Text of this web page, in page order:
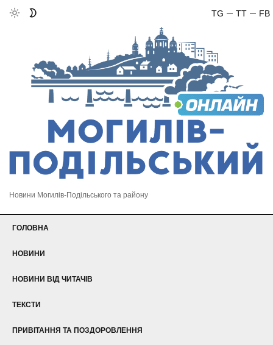
FB
TT
TG
Новини Могилів-Подільського та району
ГОЛОВНА
НОВИНИ
НОВИНИ ВІД ЧИТАЧІВ
ТЕКСТИ
ПРИВІТАННЯ ТА ПОЗДОРОВЛЕННЯ